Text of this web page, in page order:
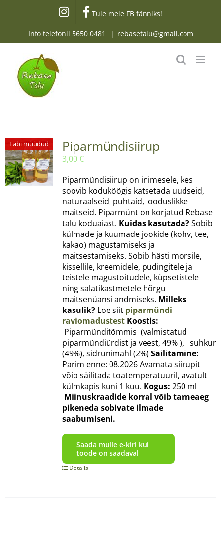
Tule meie FB fänniks!
Info telefonil 5650 0481 | rebasetalu@gmail.com
Läbi müüdud Piparmündisiirup
3,00€
Piparmündisiirup on inimesele, kes
soovib koduköögis katsetada uudseid,
naturaalseid, puhtaid, looduslikke
maitseid. Piparmünt on korjatud Rebase
talu koduaiast. Kuidas kasutada?Sobib
külmade ja kuumade jookide (kohv, tee,
kakao) magustamiseks ja
maitsestamiseks. Sobib hästi morsile,
kissellile, kreemidele, pudingitele ja
teistele magustoitudele, küpsetistele
ning salatikastmetele hõrgu
maitsenüansi andmiseks. Milleks
kasulik?Loe siit piparmündi
raviomadustest Koostis:
Piparmünditõmmis (valmistatud
piparmündiürdist ja veest, 49% ), suhkur
(49%), sidrunimahl (2%) Säilitamine:
Parim enne: 08.2026 Avamata siirupit
võib säilitada toatemperatuuril, avatult
külmkapis kuni 1 kuu. Kogus: 250 ml
Miinuskraadide korral võib tarneaeg
pikeneda sobivate ilmade
saabumiseni.
Saada mulle e-kiri kui
toode on saadaval
Details